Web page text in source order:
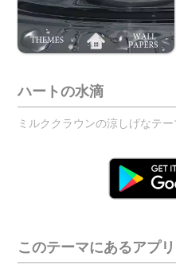
ハートの水滴
ミルククラウンの涼しげなテ
このテーマにあるアプ